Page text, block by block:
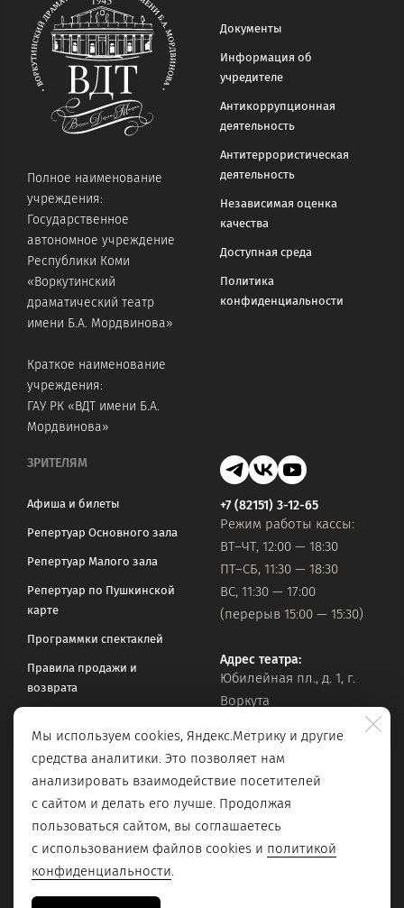
Полное наименование
учреждения:
Государственное
автономное учреждение
Республики Коми
«Воркутинский
драматический театр
имени Б.А. Мордвинова»
Краткое наименование
учреждения:
ГАУ РК «ВДТ имени Б.А.
Мордвинова»
Документы
Информация об
учредителе
Антикоррупционная
деятельность
Антитеррористическая
деятельность
Независимая оценка
качества
Доступная среда
Политика
конфиденциальности
ЗРИТЕЛЯМ
Афиша и билеты
Репертуар Основного зала
Репертуар Малого зала
Репертуар по Пушкинской
карте
Программки спектаклей
Правила продажи и
возврата
Оставить обращение
+7 (82151) 3-12-65
Режим работы кассы:
ВТ–ЧТ, 12:00 — 18:30
ПТ–СБ, 11:30 — 18:30
ВС, 11:30 — 17:00
(перерыв 15:00 — 15:30)
Адрес театра:
Юбилейная пл., д. 1, г.
Воркута
Официальная почта:
vorkteatrdr@mail.ru
Мы используем cookies, Яндекс.Метрику и другие
средства аналитики. Это позволяет нам
анализировать взаимодействие посетителей
с сайтом и делать его лучше. Продолжая
пользоваться сайтом, вы соглашаетесь
с использованием файлов cookies и политикой
конфиденциальности.